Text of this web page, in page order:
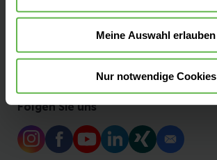
Meine Auswahl erlauben
Nur notwendige Cookies
Ihre Ansprechpartner:innen
Folgen Sie uns